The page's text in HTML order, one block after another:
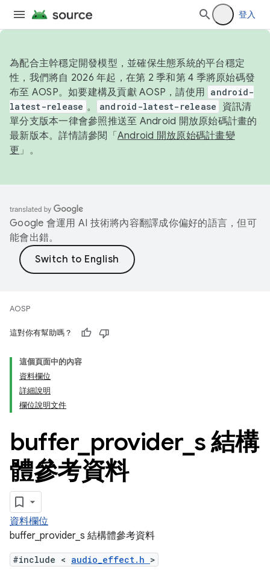
登入
為配合主幹穩定開發模型，並確保生態系統的平台穩定
性，我們將自 2026 年起，在第 2 季和第 4 季將原始碼發
布至 AOSP。如要建構及貢獻 AOSP，請使用 android-
latest-release 。 android-latest-release
資訊清
單分支版本一律會參照推送至 Android 開放原始碼計畫的
最新版本。詳情請參閱「 Android 開放原始碼計畫變
更 」。
Google 會運用 AI 技術將內容翻譯成你偏好的語言，但可
能會出錯。
AOSP
這對你有幫助嗎？
這個頁面中的內容
資料欄位
詳細說明
欄位說明文件
buffer_ provider_ s 結構
體參考資料
資料欄位
buffer_provider_s 結構體參考資料
#include < audio_effect.h >